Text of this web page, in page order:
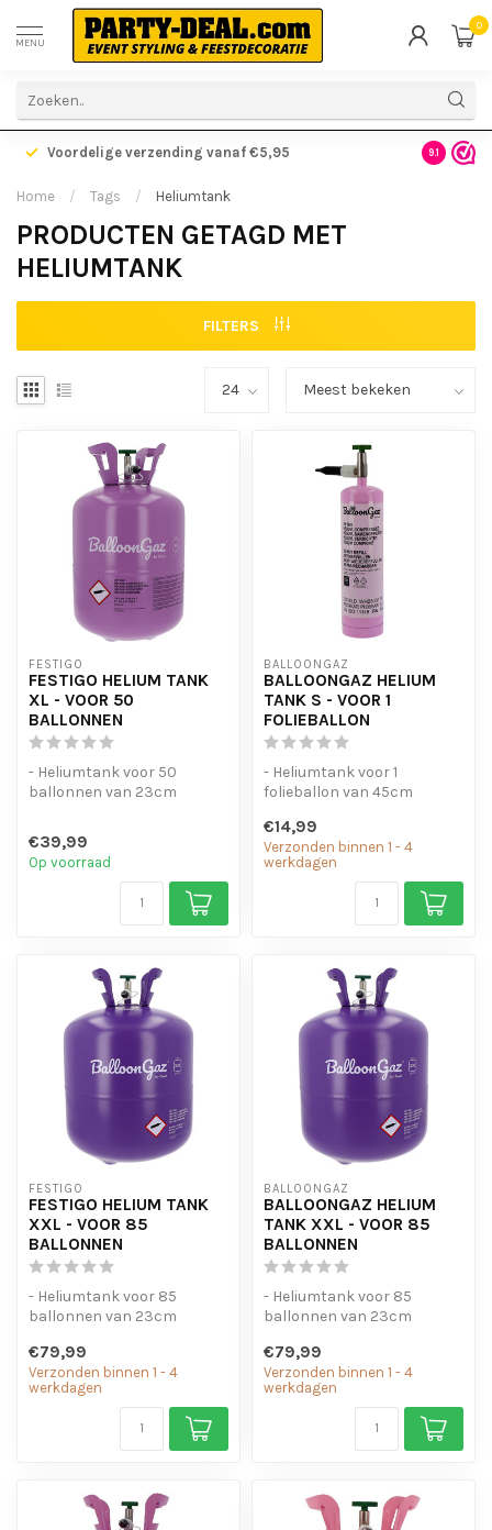
MENU
0
Voordelige verzending vanaf €5,95 Gratis
9.1
Home / Tags / Heliumtank
PRODUCTEN GETAGD MET
HELIUMTANK
FILTERS
FESTIGO
FESTIGO HELIUM TANK
XL - VOOR 50
BALLONNEN
- Heliumtank voor 50
ballonnen van 23cm
€39,99
Op voorraad
BALLOONGAZ
BALLOONGAZ HELIUM
TANK S - VOOR 1
FOLIEBALLON
- Heliumtank voor 1
folieballon van 45cm
ballonnen van 23cm...
€14,99
Verzonden binnen 1 - 4
werkdagen
FESTIGO
FESTIGO HELIUM TANK
XXL - VOOR 85
BALLONNEN
- Heliumtank voor 85
ballonnen van 23cm
€79,99
Verzonden binnen 1 - 4
werkdagen
BALLOONGAZ
BALLOONGAZ HELIUM
TANK XXL - VOOR 85
BALLONNEN
- Heliumtank voor 85
ballonnen van 23cm
€79,99
Verzonden binnen 1 - 4
werkdagen